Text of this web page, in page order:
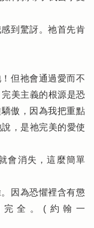
到驚訝。祂首先肯
但祂會通過愛而不
美主義的根源是恐
傲，因為我把重點
，是祂完美的愛使
會消失，這麼簡單
因為恐懼裡含有懲
全。(約翰一